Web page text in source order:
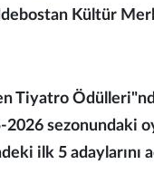
Kültür
Tiyatro
sezonundaki
ilk 5 adaylarını